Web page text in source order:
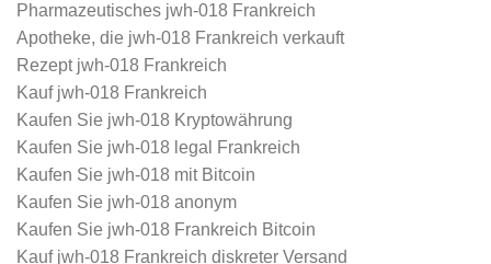
Pharmazeutisches jwh-018 Frankreich
Apotheke, die jwh-018 Frankreich verkauft
Rezept jwh-018 Frankreich
Kauf jwh-018 Frankreich
Kaufen Sie jwh-018 Kryptowährung
Kaufen Sie jwh-018 legal Frankreich
Kaufen Sie jwh-018 mit Bitcoin
Kaufen Sie jwh-018 anonym
Kaufen Sie jwh-018 Frankreich Bitcoin
Kauf jwh-018 Frankreich diskreter Versand